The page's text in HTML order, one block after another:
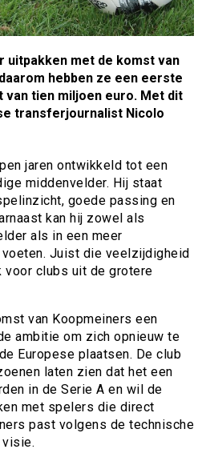
uitpakken met de komst van
hebben ze een eerste
van tien miljoen euro. Met dit
transferjournalist Nicolo
jaren ontwikkeld tot een
middenvelder. Hij staat
goede passing en
kan hij zowel als
als in een meer
Juist die veelzijdigheid
voor clubs uit de grotere
van Koopmeiners een
ambitie om zich opnieuw te
Europese plaatsen. De club
laten zien dat het een
in de Serie A en wil de
met spelers die direct
past volgens de technische
visie.